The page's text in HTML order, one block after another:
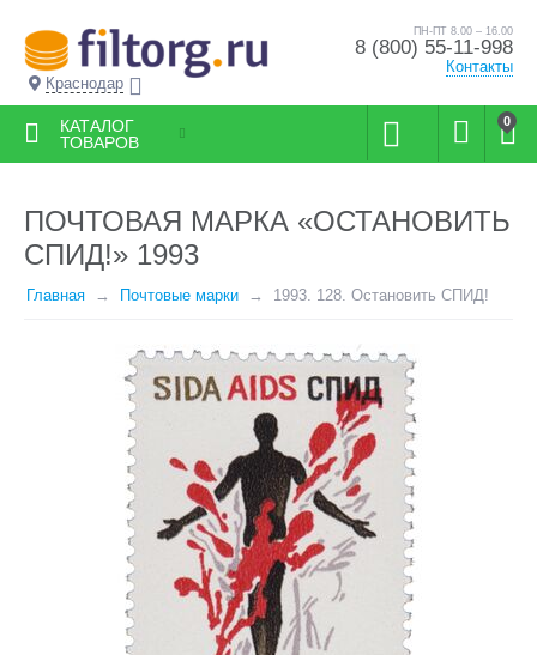
Краснодар
ПН-ПТ 8.00 – 16.00
8 (800) 55-11-998
Контакты
0
КАТАЛОГ
ТОВАРОВ
ПОЧТОВАЯ МАРКА «ОСТАНОВИТЬ
СПИД!» 1993
Главная Почтовые марки 1993. 128. Остановить СПИД!